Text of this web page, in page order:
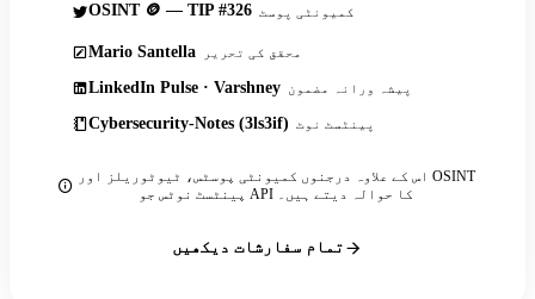
OSINT 🪙 — TIP #326 کمیونٹی پوسٹ
Mario Santella محقق کی تحریر
LinkedIn Pulse · Varshney پیشہ ورانہ مضمون
Cybersecurity-Notes (3ls3if) پینٹسٹ نوٹ
اس کے علاوہ درجنوں کمیونٹی پوسٹس، ٹیوٹوریلز اور OSINT
پینٹسٹ نوٹس جو API کا حوالہ دیتے ہیں۔
تمام سفارشات دیکھیں